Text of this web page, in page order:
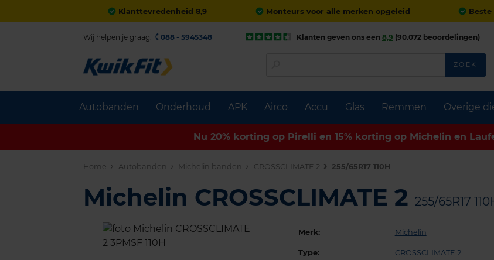
Klanttevredenheid 8,9 Monteurs voor alle merken opgeleid
Autobanden Onderhoud APK Airco Accu Glas Remmen Overige
Wij helpen je graag. 088 - 5945348 Klanten geven ons een 8,9 (90.072 beoordelingen)
ZOEK
Nu 20% korting op Pirelli en 15% korting op Michelin en
Home Autobanden Michelin banden CROSSCLIMATE 2 255/65R17 110H
Michelin CROSSCLIMATE 2 255/65R17
Merk: Michelin
Type: CROSSCLIMATE 2